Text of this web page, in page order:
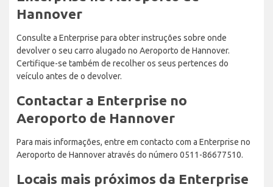
Hannover
Consulte a Enterprise para obter instruções sobre onde
devolver o seu carro alugado no Aeroporto de Hannover.
Certifique-se também de recolher os seus pertences do
veículo antes de o devolver.
Contactar a Enterprise no
Aeroporto de Hannover
Para mais informações, entre em contacto com a Enterprise no
Aeroporto de Hannover através do número 0511-86677510.
Locais mais próximos da Enterprise